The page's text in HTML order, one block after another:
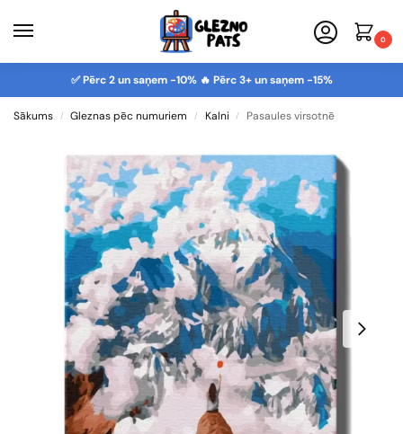
0
✅ Pērc 2 un saņem -10% 🔥 Pērc 3+ un saņem -15%
Sākums / Gleznas pēc numuriem / Kalni / Pasaules virsotnē